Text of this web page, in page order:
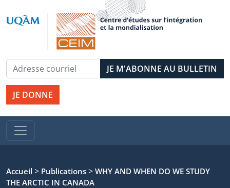
JE DONNE
Accueil > Publications > WHY AND WHEN DO WE STUDY
THE ARCTIC IN CANADA